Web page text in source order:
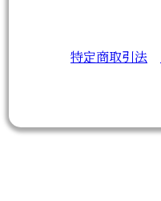
特定商取引法